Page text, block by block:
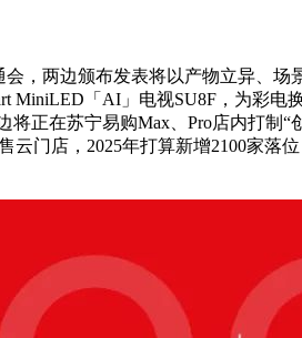
两边颁布发表将以产物立异、场
MiniLED「AI」电视SU8F，为彩
将正在苏宁易购Max、Pro店内打
门店，2025年打算新增2100家